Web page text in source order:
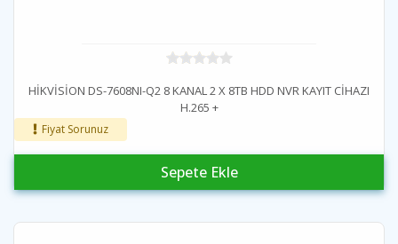
HİKVİSİON DS-7608NI-Q2 8 KANAL 2 X 8TB HDD NVR KAYIT CİHAZI
H.265 +
Fiyat Sorunuz
Sepete Ekle